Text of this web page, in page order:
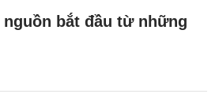
bắt đầu từ những